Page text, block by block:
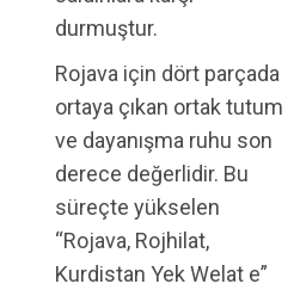
durmuştur.
Rojava için dört parçada
ortaya çıkan ortak tutum
ve dayanışma ruhu son
derece değerlidir. Bu
süreçte yükselen
“Rojava, Rojhilat,
Kurdistan Yek Welat e”